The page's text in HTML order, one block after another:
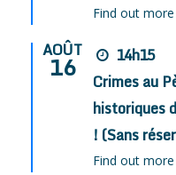
Find out more
AOÛT
16
14h15
Crimes au
historiques
! (Sans
Find out more